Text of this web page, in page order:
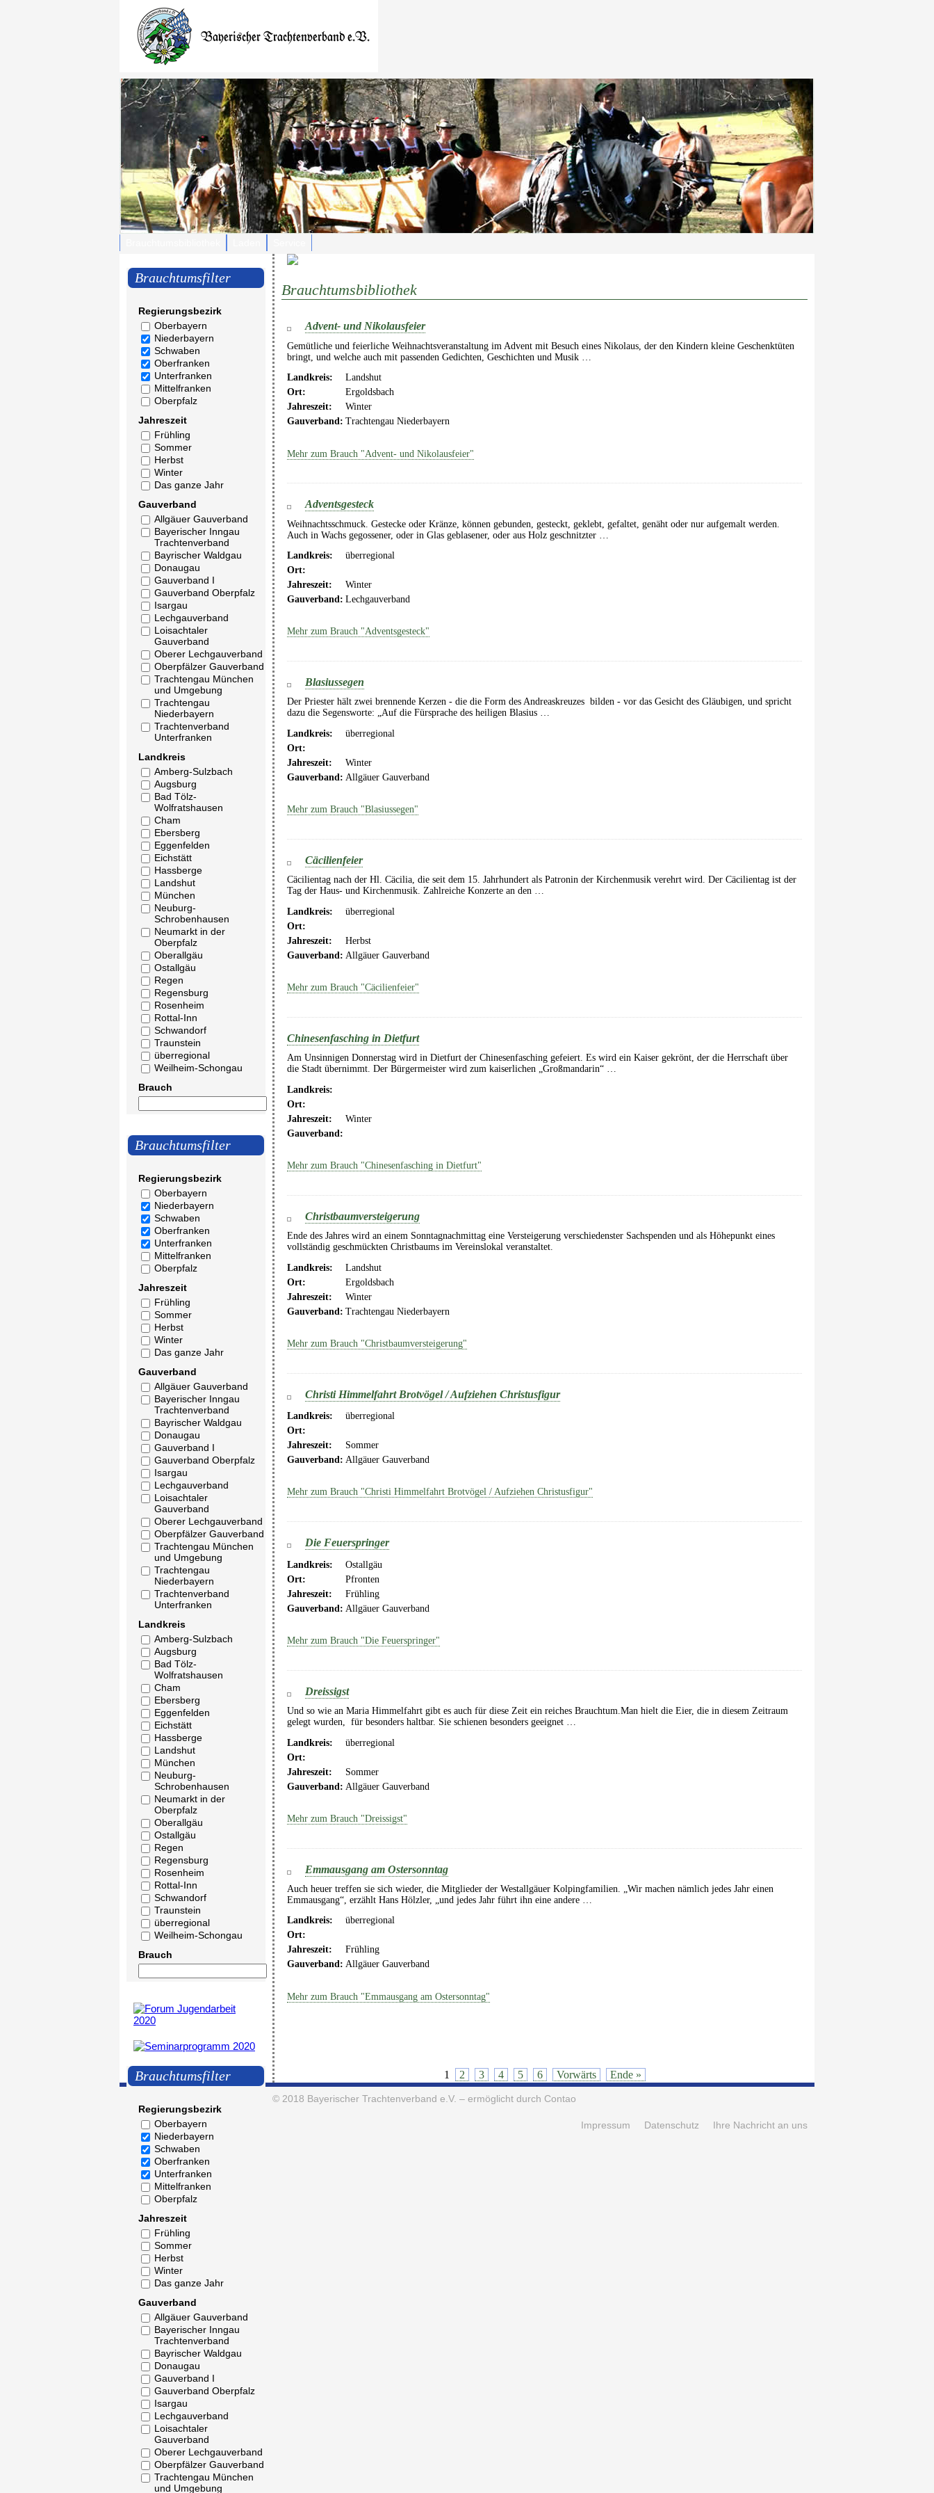
Brauchtumsfilter
Regierungsbezirk
Oberbayern
Niederbayern
Schwaben
Oberfranken
Unterfranken
Mittelfranken
Oberpfalz
Jahreszeit
Frühling
Sommer
Herbst
Winter
Das ganze Jahr
Gauverband
Allgäuer Gauverband
Bayerischer Inngau
Trachtenverband
Bayrischer Waldgau
Donaugau
Gauverband I
Gauverband Oberpfalz
Isargau
Lechgauverband
Loisachtaler
Gauverband
Oberer Lechgauverband
Oberpfälzer Gauverband
Trachtengau München
und Umgebung
Trachtengau
Niederbayern
Trachtenverband
Unterfranken
Landkreis
Amberg-Sulzbach
Augsburg
Bad Tölz-
Wolfratshausen
Cham
Ebersberg
Eggenfelden
Eichstätt
Hassberge
Landshut
München
Neuburg-
Schrobenhausen
Neumarkt in der
Oberpfalz
Oberallgäu
Ostallgäu
Regen
Regensburg
Rosenheim
Rottal-Inn
Schwandorf
Traunstein
überregional
Weilheim-Schongau
Brauch
Brauchtumsfilter
Regierungsbezirk
Oberbayern
Niederbayern
Schwaben
Oberfranken
Unterfranken
Mittelfranken
Oberpfalz
Jahreszeit
Frühling
Sommer
Herbst
Winter
Das ganze Jahr
Gauverband
Allgäuer Gauverband
Bayerischer Inngau
Trachtenverband
Bayrischer Waldgau
Donaugau
Gauverband I
Gauverband Oberpfalz
Isargau
Lechgauverband
Loisachtaler
Gauverband
Oberer Lechgauverband
Oberpfälzer Gauverband
Trachtengau München
und Umgebung
Trachtengau
Niederbayern
Trachtenverband
Unterfranken
Landkreis
Amberg-Sulzbach
Augsburg
Bad Tölz-
Wolfratshausen
Cham
Ebersberg
Eggenfelden
Eichstätt
Hassberge
Landshut
München
Neuburg-
Schrobenhausen
Neumarkt in der
Oberpfalz
Oberallgäu
Ostallgäu
Regen
Regensburg
Rosenheim
Rottal-Inn
Schwandorf
Traunstein
überregional
Weilheim-Schongau
Brauch
Brauchtumsfilter
Regierungsbezirk
Oberbayern
Niederbayern
Schwaben
Oberfranken
Unterfranken
Mittelfranken
Oberpfalz
Jahreszeit
Frühling
Sommer
Herbst
Winter
Das ganze Jahr
Gauverband
Allgäuer Gauverband
Bayerischer Inngau
Trachtenverband
Bayrischer Waldgau
Donaugau
Gauverband I
Gauverband Oberpfalz
Isargau
Lechgauverband
Loisachtaler
Gauverband
Oberer Lechgauverband
Oberpfälzer Gauverband
Trachtengau München
und Umgebung
Brauchtumsbibliothek
Advent- und Nikolausfeier
Gemütliche und feierliche Weihnachtsveranstaltung im Advent mit Besuch eines Nikolaus, der den Kindern kleine Geschenktüten
bringt, und welche auch mit passenden Gedichten, Geschichten und Musik …
Landkreis:
Landshut
Ort:
Ergoldsbach
Jahreszeit:
Winter
Gauverband: Trachtengau Niederbayern
Mehr zum Brauch "Advent- und Nikolausfeier"
Adventsgesteck
Weihnachtsschmuck. Gestecke oder Kränze, können gebunden, gesteckt, geklebt, gefaltet, genäht oder nur aufgemalt werden.
Auch in Wachs gegossener, oder in Glas geblasener, oder aus Holz geschnitzter …
Landkreis:
überregional
Ort:
Jahreszeit:
Winter
Gauverband: Lechgauverband
Mehr zum Brauch "Adventsgesteck"
Blasiussegen
Der Priester hält zwei brennende Kerzen - die die Form des Andreaskreuzes bilden - vor das Gesicht des Gläubigen, und spricht
dazu die Segensworte: „Auf die Fürsprache des heiligen Blasius …
Landkreis:
überregional
Ort:
Jahreszeit:
Winter
Gauverband: Allgäuer Gauverband
Mehr zum Brauch "Blasiussegen"
Cäcilienfeier
Cäcilientag nach der Hl. Cäcilia, die seit dem 15. Jahrhundert als Patronin der Kirchenmusik verehrt wird. Der Cäcilientag ist der
Tag der Haus- und Kirchenmusik. Zahlreiche Konzerte an den …
Landkreis:
überregional
Ort:
Jahreszeit:
Herbst
Gauverband: Allgäuer Gauverband
Mehr zum Brauch "Cäcilienfeier"
Chinesenfasching in Dietfurt
Am Unsinnigen Donnerstag wird in Dietfurt der Chinesenfasching gefeiert. Es wird ein Kaiser gekrönt, der die Herrschaft über
die Stadt übernimmt. Der Bürgermeister wird zum kaiserlichen „Großmandarin“ …
Landkreis:
Ort:
Jahreszeit:
Winter
Gauverband:
Mehr zum Brauch "Chinesenfasching in Dietfurt"
Christbaumversteigerung
Ende des Jahres wird an einem Sonntagnachmittag eine Versteigerung verschiedenster Sachspenden und als Höhepunkt eines
vollständig geschmückten Christbaums im Vereinslokal veranstaltet.
Landkreis:
Landshut
Ort:
Ergoldsbach
Jahreszeit:
Winter
Gauverband: Trachtengau Niederbayern
Mehr zum Brauch "Christbaumversteigerung"
Christi Himmelfahrt Brotvögel / Aufziehen Christusfigur
Landkreis:
überregional
Ort:
Jahreszeit:
Sommer
Gauverband: Allgäuer Gauverband
Mehr zum Brauch "Christi Himmelfahrt Brotvögel / Aufziehen Christusfigur"
Die Feuerspringer
Landkreis:
Ostallgäu
Ort:
Pfronten
Jahreszeit:
Frühling
Gauverband: Allgäuer Gauverband
Mehr zum Brauch "Die Feuerspringer"
Dreissigst
Und so wie an Maria Himmelfahrt gibt es auch für diese Zeit ein reiches Brauchtum.Man hielt die Eier, die in diesem Zeitraum
gelegt wurden, für besonders haltbar. Sie schienen besonders geeignet …
Landkreis:
überregional
Ort:
Jahreszeit:
Sommer
Gauverband: Allgäuer Gauverband
Mehr zum Brauch "Dreissigst"
Emmausgang am Ostersonntag
Auch heuer treffen sie sich wieder, die Mitglieder der Westallgäuer Kolpingfamilien. „Wir machen nämlich jedes Jahr einen
Emmausgang“, erzählt Hans Hölzler, „und jedes Jahr führt ihn eine andere …
Landkreis:
überregional
Ort:
Jahreszeit:
Frühling
Gauverband: Allgäuer Gauverband
Mehr zum Brauch "Emmausgang am Ostersonntag"
1 2 3 4 5 6 Vorwärts Ende »
© 2018 Bayerischer Trachtenverband e.V. – ermöglicht durch Contao
Ihre Nachricht an uns
Datenschutz
Impressum